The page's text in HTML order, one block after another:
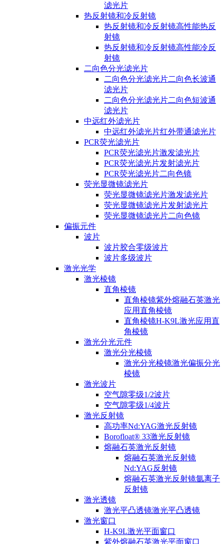
滤光片
热反射镜和冷反射镜
热反射镜和冷反射镜高性能热反
射镜
热反射镜和冷反射镜高性能冷反
射镜
二向色分光滤光片
二向色分光滤光片二向色长波通
滤光片
二向色分光滤光片二向色短波通
滤光片
中远红外滤光片
中远红外滤光片红外带通滤光片
PCR荧光滤光片
PCR荧光滤光片激发滤光片
PCR荧光滤光片发射滤光片
PCR荧光滤光片二向色镜
荧光显微镜滤光片
荧光显微镜滤光片激发滤光片
荧光显微镜滤光片发射滤光片
荧光显微镜滤光片二向色镜
偏振元件
波片
波片胶合零级波片
波片多级波片
激光光学
激光棱镜
直角棱镜
直角棱镜紫外熔融石英激光
应用直角棱镜
直角棱镜H-K9L激光应用直
角棱镜
激光分光元件
激光分光棱镜
激光分光棱镜激光偏振分光
棱镜
激光波片
空气隙零级1/2波片
空气隙零级1/4波片
激光反射镜
高功率Nd:YAG激光反射镜
Borofloat® 33激光反射镜
熔融石英激光反射镜
熔融石英激光反射镜
Nd:YAG反射镜
熔融石英激光反射镜氩离子
反射镜
激光透镜
激光平凸透镜激光平凸透镜
激光窗口
H-K9L激光平面窗口
紫外熔融石英激光平面窗口